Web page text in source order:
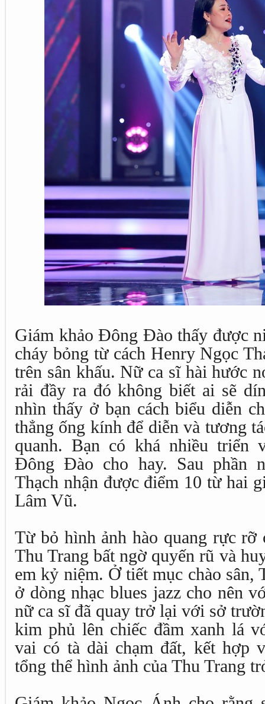
Giám khảo Đông Đào thấy được
cháy bỏng từ cách Henry Ngọc
trên sân khấu. Nữ ca sĩ hài hước
rải đầy ra đó không biết ai sẽ
nhìn thấy ở bạn cách biểu diễn
thẳng ống kính để diễn và tương
quanh. Bạn có khá nhiều triển
Đông Đào cho hay. Sau phần
Thạch nhận được điểm 10 từ hai
Lâm Vũ.
Từ bỏ hình ảnh hào quang rực rỡ
Thu Trang bất ngờ quyến rũ và
em kỷ niệm. Ở tiết mục chào sân,
ở dòng nhạc blues jazz cho nên
nữ ca sĩ đã quay trở lại với sở
kim phủ lên chiếc đầm xanh lá
vai có tà dài chạm đất, kết hợp
tổng thể hình ảnh của Thu Trang